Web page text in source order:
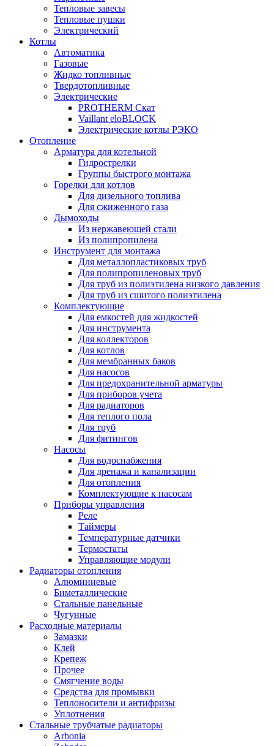
Тепловые завесы
Тепловые пушки
Электрический
Котлы
Автоматика
Газовые
Жидко топливные
Твердотопливные
Электрические
PROTHERM Скат
Vaillant eloBLOCK
Электрические котлы РЭКО
Отопление
Арматура для котельной
Гидрострелки
Группы быстрого монтажа
Горелки для котлов
Для дизельного топлива
Для сжиженного газа
Дымоходы
Из нержавеющей стали
Из полипропилена
Инструмент для монтажа
Для металлопластиковых труб
Для полипропиленовых труб
Для труб из полиэтилена низкого давления
Для труб из сшитого полиэтилена
Комплектующие
Для емкостей для жидкостей
Для инструмента
Для коллекторов
Для котлов
Для мембранных баков
Для насосов
Для предохранительной арматуры
Для приборов учета
Для радиаторов
Для теплого пола
Для труб
Для фитингов
Насосы
Для водоснабжения
Для дренажа и канализации
Для отопления
Комплектующие к насосам
Приборы управления
Реле
Таймеры
Температурные датчики
Термостаты
Управляющие модули
Радиаторы отопления
Алюминиевые
Биметаллические
Стальные панельные
Чугунные
Расходные материалы
Замазки
Клей
Крепеж
Прочее
Смягчение воды
Средства для промывки
Теплоносители и антифризы
Уплотнения
Стальные трубчатые радиаторы
Arbonia